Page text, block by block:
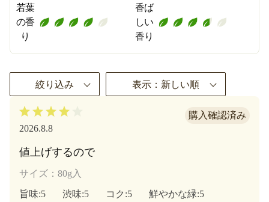
若葉
の香
り
香ば
しい
香り
絞り込み 表示：新しい順
2026.8.8
値上げするので
サイズ：80g入
旨味:5 渋味:5 コク :5 鮮やかな緑:5